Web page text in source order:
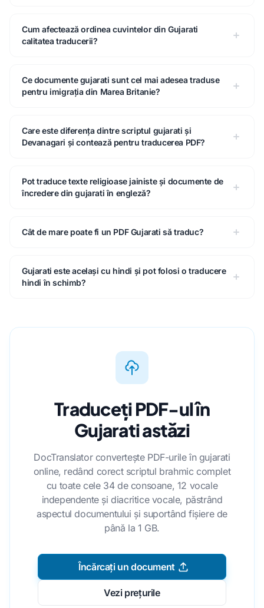
Cum afectează ordinea cuvintelor din Gujarati
calitatea traducerii?
Ce documente gujarati sunt cel mai adesea traduse
pentru imigrația din Marea Britanie?
Care este diferența dintre scriptul gujarati și
Devanagari și contează pentru traducerea PDF?
Pot traduce texte religioase jainiste și documente de
încredere din gujarati în engleză?
Cât de mare poate fi un PDF Gujarati să traduc?
Gujarati este același cu hindi și pot folosi o traducere
hindi în schimb?
Traduceți PDF-ul în
Gujarati astăzi
DocTranslator convertește PDF-urile în gujarati
online, redând corect scriptul brahmic complet
cu toate cele 34 de consoane, 12 vocale
independente și diacritice vocale, păstrând
aspectul documentului și suportând fișiere de
până la 1 GB.
Încărcați un document
Vezi prețurile